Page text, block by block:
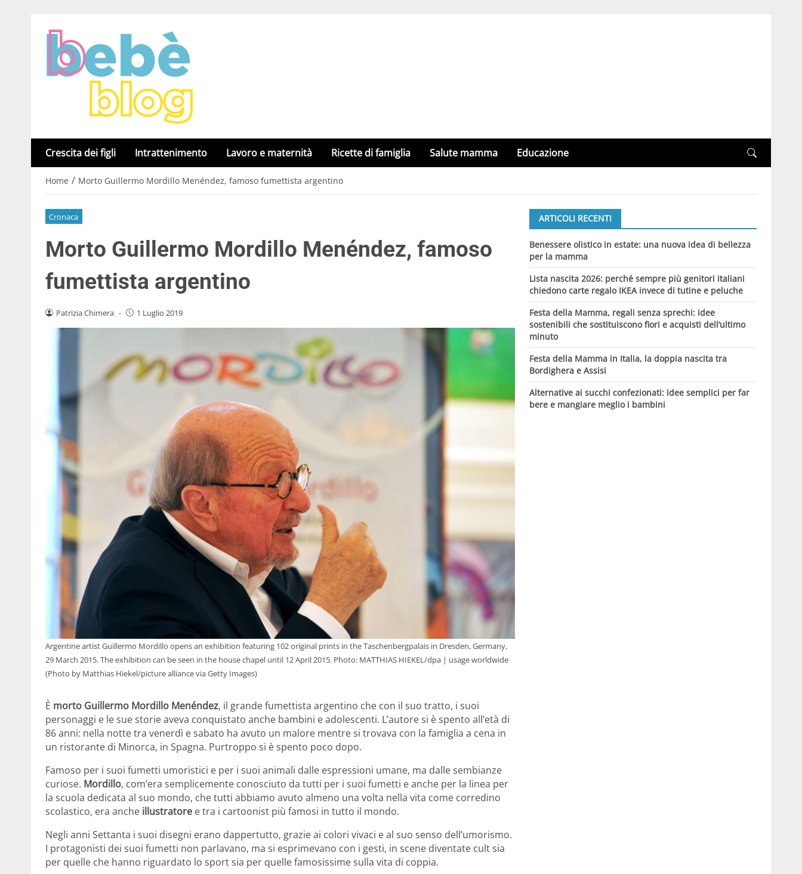
Crescita dei figli Intrattenimento Lavoro e maternità Ricette di famiglia Salute mamma Educazione
Home / Morto Guillermo Mordillo Menéndez, famoso fumettista argentino
Cronaca
Morto Guillermo Mordillo Menéndez, famoso
fumettista argentino
Patrizia Chimera - 1 Luglio 2019
Argentine artist Guillermo Mordillo opens an exhibition featuring 102 original prints in the Taschenbergpalais in Dresden, Germany,
29 March 2015. The exhibition can be seen in the house chapel until 12 April 2015. Photo: MATTHIAS HIEKEL/dpa | usage worldwide
(Photo by Matthias Hiekel/picture alliance via Getty Images)
È morto Guillermo Mordillo Menéndez, il grande fumettista argentino che con il suo tratto, i suoi
personaggi e le sue storie aveva conquistato anche bambini e adolescenti. L’autore si è spento all’età di
86 anni: nella notte tra venerdì e sabato ha avuto un malore mentre si trovava con la famiglia a cena in
un ristorante di Minorca, in Spagna. Purtroppo si è spento poco dopo.
Famoso per i suoi fumetti umoristici e per i suoi animali dalle espressioni umane, ma dalle sembianze
curiose. Mordillo, com’era semplicemente conosciuto da tutti per i suoi fumetti e anche per la linea per
la scuola dedicata al suo mondo, che tutti abbiamo avuto almeno una volta nella vita come corredino
scolastico, era anche illustratore e tra i cartoonist più famosi in tutto il mondo.
Negli anni Settanta i suoi disegni erano dappertutto, grazie ai colori vivaci e al suo senso dell’umorismo.
I protagonisti dei suoi fumetti non parlavano, ma si esprimevano con i gesti, in scene diventate cult sia
per quelle che hanno riguardato lo sport sia per quelle famosissime sulla vita di coppia.
ARTICOLI RECENTI
Benessere olistico in estate: una nuova idea di bellezza
per la mamma
Lista nascita 2026: perché sempre più genitori italiani
chiedono carte regalo IKEA invece di tutine e peluche
Festa della Mamma, regali senza sprechi: idee
sostenibili che sostituiscono fiori e acquisti dell’ultimo
minuto
Festa della Mamma in Italia, la doppia nascita tra
Bordighera e Assisi
Alternative ai succhi confezionati: idee semplici per far
bere e mangiare meglio i bambini